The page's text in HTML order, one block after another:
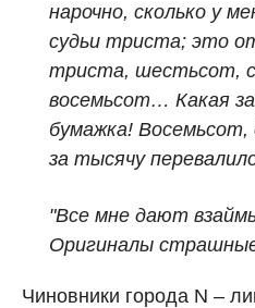
нарочно, сколько у
судьи триста; это
триста, шестьсот,
восемьсот… Какая
бумажка!
за тысячу
"Все мне дают
Оригиналы
Чиновники города N –